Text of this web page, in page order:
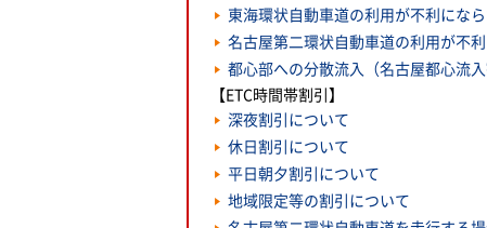
東海環状自動車道の利用が不利にな
名古屋第二環状自動車道の利用が不
都心部への分散流入（名古屋都心流入
【ETC時間帯割引】
深夜割引について
休日割引について
平日朝夕割引について
地域限定等の割引について